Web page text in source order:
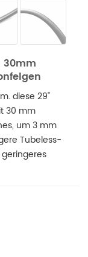
30mm
diese 29"
30 mm
um 3 mm
Tubeless-